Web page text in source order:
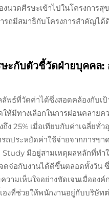
นวดศีรษะเข้าไปในโครงการสุ
รถมีสมาธิกับโครงการสำคัญไ
ะกับตัวชี้วัดฝ่ายบุคคล:
พธ์ที่วัดค่าได้ซึ่งสอดคล้องกับเ
มีทางเลือกในการผ่อนคลายค
25% เมื่อเทียบกับค่าเฉลี่ยทั่ว
ถประหยัดค่าใช้จ่ายจากการข
มีอยู่สามเหตุผลหลักที่ทำ
ดจ่อกับงานได้ดีขึ้นตลอดทั้งวัน
ามเห็นใจอย่างชัดเจนเมื่ออง
องที่ช่วยให้พนักงานอยู่กับบริษั